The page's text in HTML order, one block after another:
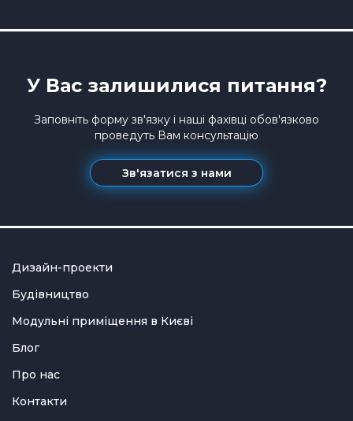
У Вас залишилися питання?
Заповніть форму зв'язку і наші фахівці обов'язково
проведуть Вам консультацію
Зв'язатися з нами
Дизайн-проекти
Будівництво
Модульні приміщення в Києві
Блог
Про нас
Контакти